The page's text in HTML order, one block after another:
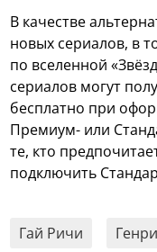
В качестве
новых сериалов, в
по вселенной
сериалов могут
бесплатно при
Премиум- или
те, кто
подключить
Гай Ричи